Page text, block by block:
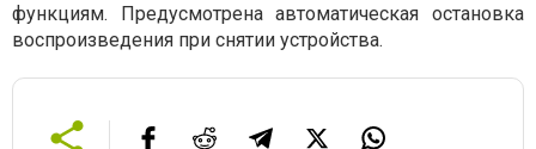
функциям. Предусмотрена автоматическая остановка
воспроизведения при снятии устройства.